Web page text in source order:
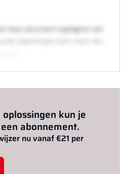
lezen als je bent ingelogd en een
kun je
abonnement.
nu vanaf €21 per